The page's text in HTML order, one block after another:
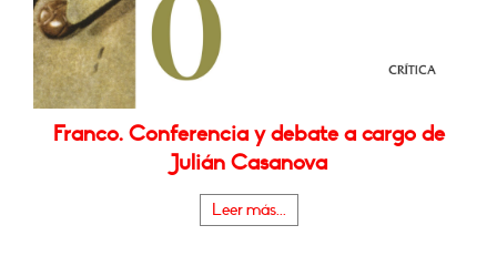
Franco. Conferencia y debate a cargo de
Julián Casanova
Leer más...